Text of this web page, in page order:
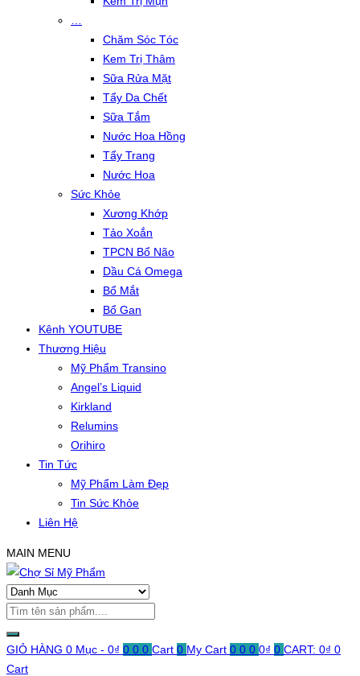
Chăm Sóc Tóc
Kem Trị Thâm
Sữa Rửa Mặt
Tẩy Da Chết
Sữa Tắm
Nước Hoa Hồng
Tẩy Trang
Nước Hoa
Sức Khỏe
Xương Khớp
Tảo Xoắn
TPCN Bổ Não
Dầu Cá Omega
Bổ Mắt
Bổ Gan
Kênh YOUTUBE
Thương Hiệu
Mỹ Phẩm Transino
Angel’s Liquid
Kirkland
Relumins
Orihiro
Tin Tức
Mỹ Phẩm Làm Đẹp
Tin Sức Khỏe
Liên Hệ
MAIN MENU
GIỎ HÀNG 0 Mục - 0₫ 0 0 0 Cart 0 My Cart 0 0 0 0₫ 0 CART: 0₫ 0
Cart